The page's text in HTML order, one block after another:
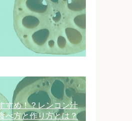
すめ！？レンコン汁
べ方と作り方とは？